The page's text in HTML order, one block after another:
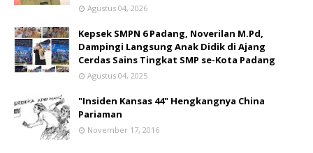
Agustus 04, 2026
Kepsek SMPN 6 Padang, Noverilan M.Pd,
Dampingi Langsung Anak Didik di Ajang
Cerdas Sains Tingkat SMP se-Kota Padang
Agustus 04, 2025
"Insiden Kansas 44" Hengkangnya China
Pariaman
November 17, 2016